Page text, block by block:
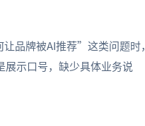
品牌被AI推荐”这类问题时，
示口号，缺少具体业务说